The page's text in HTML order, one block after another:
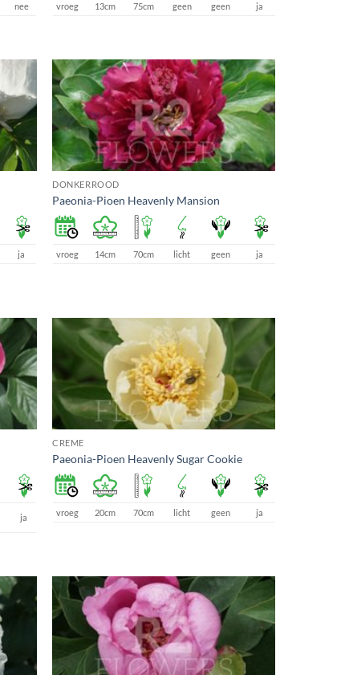
nee vroeg 13cm 75cm geen geen ja
ja
DONKERROOD
Paeonia-Pioen Heavenly Mansion
vroeg 14cm 70cm licht geen ja
ja
CREME
Paeonia-Pioen Heavenly Sugar Cookie
vroeg 20cm 70cm licht geen ja